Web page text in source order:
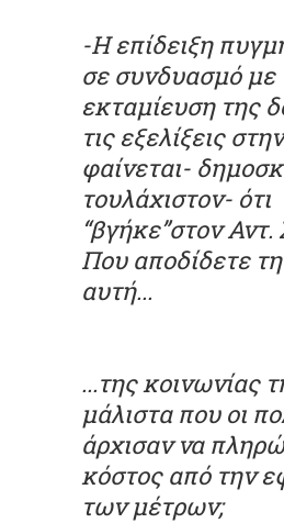
-Η επίδειξη
σε συνδυασμό με
εκταμίευση της
τις εξελίξεις
φαίνεται-
τουλάχιστον- ότι
“βγήκε”στον
Που αποδίδετε
αυτή...
...της κοινωνίας
μάλιστα που οι
άρχισαν να
κόστος από την
των μέτρων;